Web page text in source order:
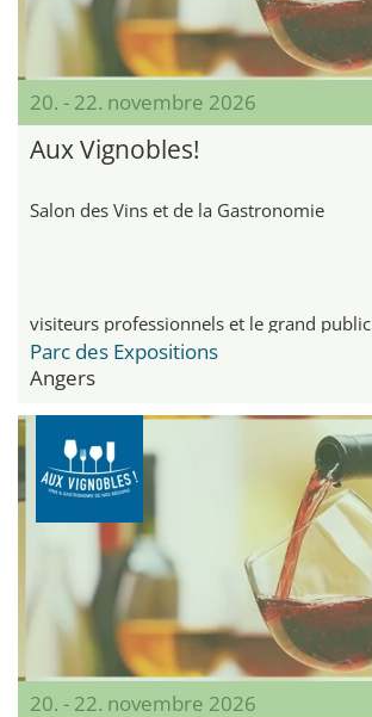
20. - 22. novembre 2026
Aux Vignobles!
Salon des Vins et de la Gastronomie
visiteurs professionnels et le grand public
Parc des Expositions
Angers
20. - 22. novembre 2026